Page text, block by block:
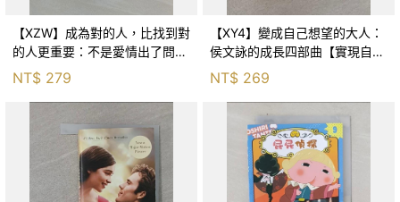
【XZW】成為對的人，比找到對
的人更重要：不是愛情出了問
題，而是認知需要升級！_Mr. P
NT$ 279
【XY4】變成自己想望的大人：
侯文詠的成長四部曲【實現自
己】_侯文詠
NT$ 269